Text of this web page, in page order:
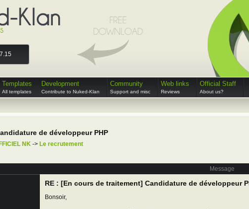
Templates
All templates
Development
Contribute to Nuked-Klan
Community
Support and misc
Web links
Reviews
Official Staff
About us?
de développeur PHP
NK-> Le recrutement
Message
RE : [En cours de traitement] Candidature de développeur
Bonsoir,